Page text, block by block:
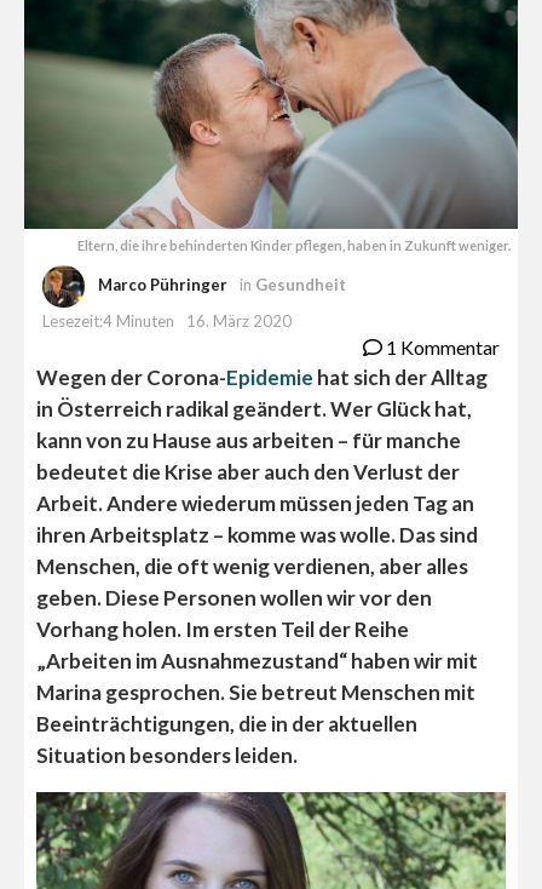
Eltern, die ihre behinderten Kinder pflegen, haben in Zukunft weniger.
Marco Pühringer in Gesundheit
Lesezeit:4 Minuten
16. März 2020
1 Kommentar
Wegen der Corona-Epidemie hat sich der Alltag
in Österreich radikal geändert. Wer Glück hat,
kann von zu Hause aus arbeiten – für manche
bedeutet die Krise aber auch den Verlust der
Arbeit. Andere wiederum müssen jeden Tag an
ihren Arbeitsplatz – komme was wolle. Das sind
Menschen, die oft wenig verdienen, aber alles
geben. Diese Personen wollen wir vor den
Vorhang holen. Im ersten Teil der Reihe
„Arbeiten im Ausnahmezustand“ haben wir mit
Marina gesprochen. Sie betreut Menschen mit
Beeinträchtigungen, die in der aktuellen
Situation besonders leiden.